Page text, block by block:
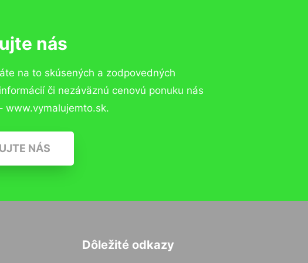
nás
na to skúsených a zodpovedných
či nezáväznú cenovú ponuku nás
www.vymalujemto.sk.
NÁS
Dôležité odkazy